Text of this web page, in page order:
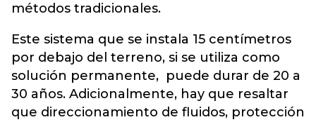
métodos tradicionales.
Este sistema que se instala 15 centímetros
por debajo del terreno, si se utiliza como
solución permanente, puede durar de 20 a
30 años. Adicionalmente, hay que resaltar
que direccionamiento de fluidos, protección